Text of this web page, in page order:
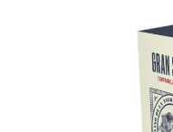
Bildergalerie